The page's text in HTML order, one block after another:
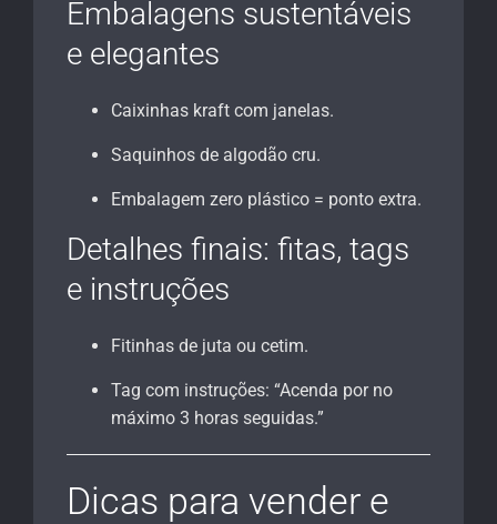
Embalagens sustentáveis
e elegantes
Caixinhas kraft com janelas.
Saquinhos de algodão cru.
Embalagem zero plástico = ponto extra.
Detalhes finais: fitas, tags
e instruções
Fitinhas de juta ou cetim.
Tag com instruções: “Acenda por no
máximo 3 horas seguidas.”
Dicas para vender e